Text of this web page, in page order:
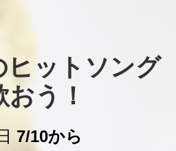
ヒットソング
おう！
7/10から